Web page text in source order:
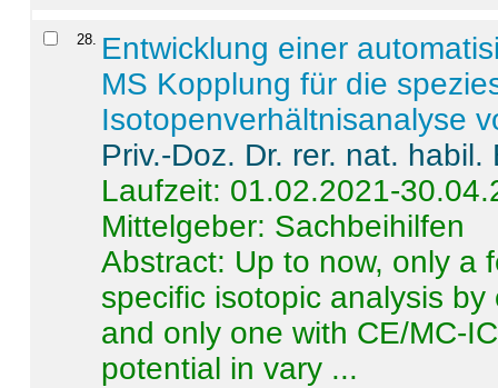
28. Entwicklung einer
MS Kopplung für die
Isotopenverhältnisanalyse
Priv.-Doz. Dr. rer. nat.
Laufzeit: 01.02.2021-
Mittelgeber: Sachbeihilfen
Abstract: Up to now, only a
specific isotopic analysis
and only one with CE/MC-
potential in vary ...